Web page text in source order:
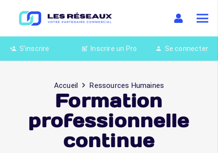
person_add S’inscrire post_add Inscrire un Pro person Se connecter
Accueil Ressources Humaines
Formation
professionnelle
continue